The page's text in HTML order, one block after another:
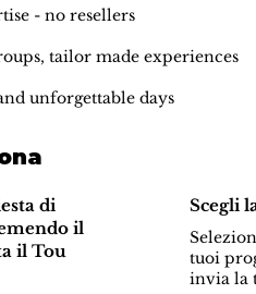
- no resellers
tailor made experiences
unforgettable days
di
il
il Tou
Scegli
tuoi
invia la